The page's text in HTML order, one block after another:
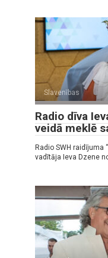
Slavenības
Radio dīva
veidā meklē
Radio SWH raidījuma
vadītāja Ieva Dzene